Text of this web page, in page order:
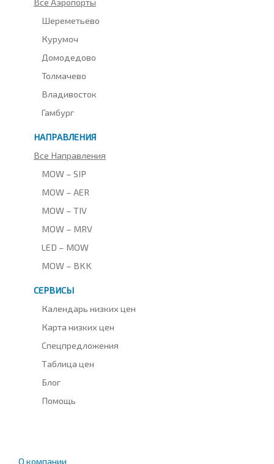
Шереметьево
Курумоч
Домодедово
Толмачево
Владивосток
Гамбург
НАПРАВЛЕНИЯ
Все Направления
MOW – SIP
MOW – AER
MOW – TIV
MOW – MRV
LED – MOW
MOW – BKK
СЕРВИСЫ
Календарь низких цен
Карта низких цен
Спецпредложения
Таблица цен
Блог
Помощь
О компании